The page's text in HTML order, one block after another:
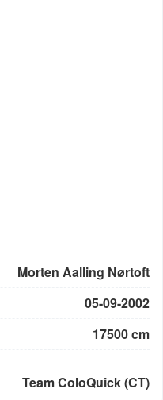
Morten Aalling Nørtoft
05-09-2002
17500 cm
Team ColoQuick (CT)